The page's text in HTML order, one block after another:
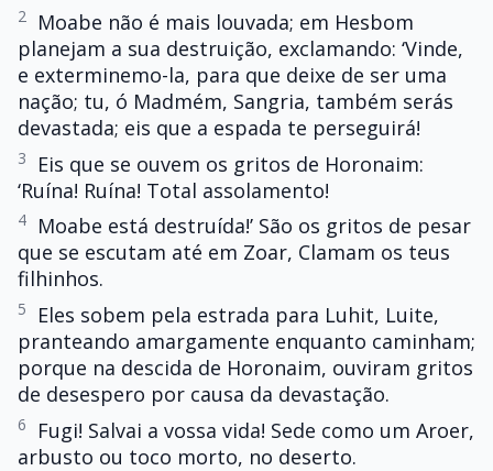
2
Moabe não é mais louvada; em Hesbom
planejam a sua destruição, exclamando: ‘Vinde,
e exterminemo-la, para que deixe de ser uma
nação; tu, ó Madmém, Sangria, também serás
devastada; eis que a espada te perseguirá!
3
Eis que se ouvem os gritos de Horonaim:
‘Ruína! Ruína! Total assolamento!
4
Moabe está destruída!’ São os gritos de pesar
que se escutam até em Zoar, Clamam os teus
filhinhos.
5
Eles sobem pela estrada para Luhit, Luite,
pranteando amargamente enquanto caminham;
porque na descida de Horonaim, ouviram gritos
de desespero por causa da devastação.
6
Fugi! Salvai a vossa vida! Sede como um Aroer,
arbusto ou toco morto, no deserto.